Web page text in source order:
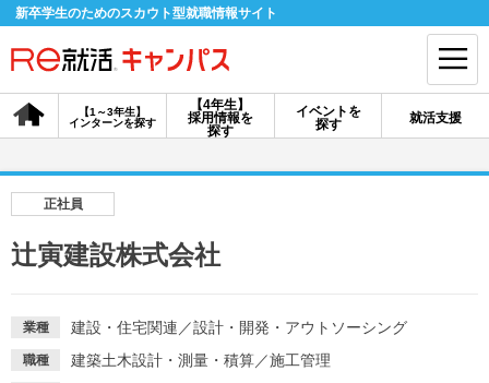
新卒学生のためのスカウト型就職情報サイト
【4年生】
採用情報を
探す
【1～3年生】
インターンを探す
イベントを
探す
就活支援
会員登録 ログイン
採用情報を探す
説明会を探す
インターンを探す
正社員
辻寅建設株式会社
業種 建設・住宅関連 ／設計・開発・アウトソーシング
職種 建築土木設計・測量・積算／施工管理